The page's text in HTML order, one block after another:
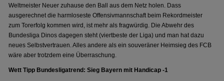
Weltmeister Neuer zuhause den Ball aus dem Netz holen. Dass
ausgerechnet die harmloseste Offensivmannschaft beim Rekordmeister
zum Torerfolg kommen wird, ist mehr als fragwürdig. Die Abwehr des
Bundesliga Dinos dagegen steht (viertbeste der Liga) und man hat dazu
neues Selbstvertrauen. Alles andere als ein souveräner Heimsieg des FCB
wäre aber trotzdem eine Überraschung.
Wett Tipp Bundesligatrend: Sieg Bayern mit Handicap -1